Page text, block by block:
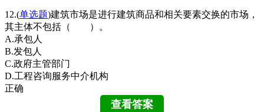
12.(单选题)建筑市场是进行建筑商品和相关要素交换的市场，
其主体不包括（ ）。
A.承包人
B.发包人
C.政府主管部门
D.工程咨询服务中介机构
正确